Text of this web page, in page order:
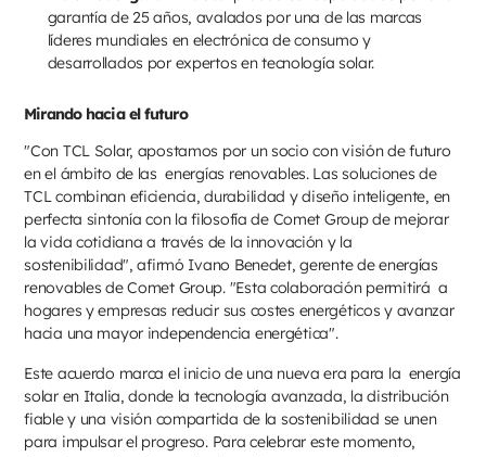
garantía de 25 años, avalados por una de las marcas
líderes mundiales en electrónica de consumo y
desarrollados por expertos en tecnología solar.
Mirando hacia el futuro
"Con TCL Solar, apostamos por un socio con visión de futuro
en el ámbito de las energías renovables. Las soluciones de
TCL combinan eficiencia, durabilidad y diseño inteligente, en
perfecta sintonía con la filosofía de Comet Group de mejorar
la vida cotidiana a través de la innovación y la
sostenibilidad", afirmó Ivano Benedet, gerente de energías
renovables de Comet Group. "Esta colaboración permitirá a
hogares y empresas reducir sus costes energéticos y avanzar
hacia una mayor independencia energética".
Este acuerdo marca el inicio de una nueva era para la energía
solar en Italia, donde la tecnología avanzada, la distribución
fiable y una visión compartida de la sostenibilidad se unen
para impulsar el progreso. Para celebrar este momento,